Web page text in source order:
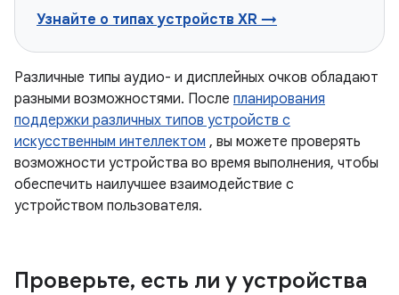
Узнайте о типах устройств XR →
Различные типы аудио- и дисплейных очков обладают
разными возможностями. После планирования
поддержки различных типов устройств с
искусственным интеллектом , вы можете проверять
возможности устройства во время выполнения, чтобы
обеспечить наилучшее взаимодействие с
устройством пользователя.
Проверьте, есть ли у устройства